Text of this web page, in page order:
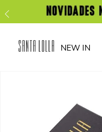
NEW IN